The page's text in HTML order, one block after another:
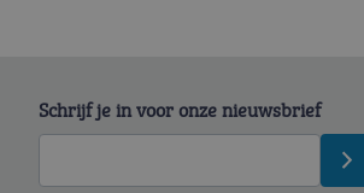
Schrijf je in voor onze nieuwsbrief